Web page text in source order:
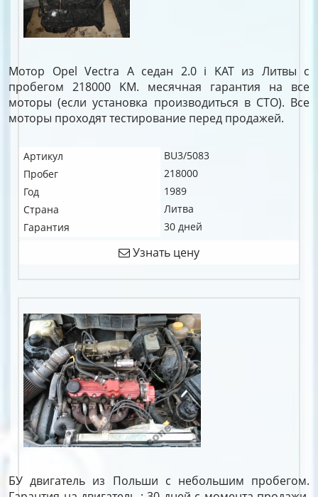
Мотор Opel Vectra A седан 2.0 i KAT из Литвы с
пробегом 218000 KM. месячная гарантия на все
моторы (если установка производиться в СТО). Все
моторы проходят тестирование перед продажей.
Артикул
BU3/5083
Пробег
218000
Год
1989
Страна
Литва
Гарантия
30 дней
Узнать цену
БУ двигатель из Польши с небольшим пробегом.